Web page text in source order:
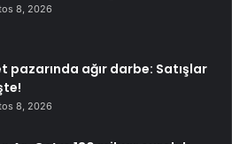
8, 2026
pazarında ağır darbe: Satışlar
8, 2026